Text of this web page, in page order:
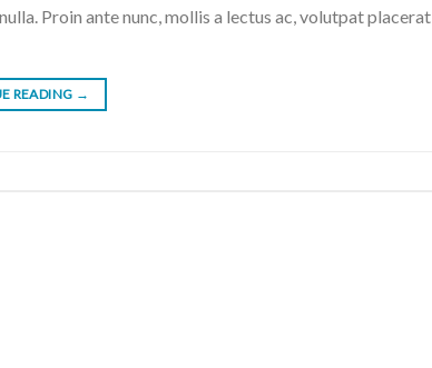
Proin ante nunc, mollis a lectus ac, volutpat placerat
READING →